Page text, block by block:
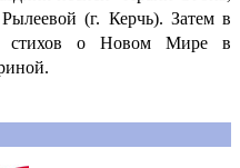
(г. Керчь). Затем в
стихов о Новом Мире в